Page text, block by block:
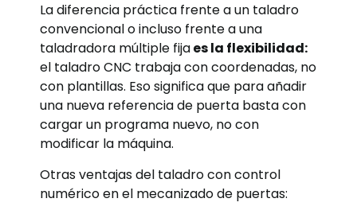
La diferencia práctica frente a un taladro
convencional o incluso frente a una
taladradora múltiple fijaes la flexibilidad:
el taladro CNC trabaja con coordenadas, no
con plantillas. Eso significa que para añadir
una nueva referencia de puerta basta con
cargar un programa nuevo, no con
modificar la máquina.
Otras ventajas del taladro con control
numérico en el mecanizado de puertas: